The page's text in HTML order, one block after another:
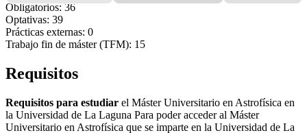
Obligatorios: 36
Optativas: 39
Prácticas externas: 0
Trabajo fin de máster (TFM): 15
Requisitos
Requisitos para estudiar el Máster Universitario en Astrofísica en
la Universidad de La Laguna Para poder acceder al Máster
Universitario en Astrofísica que se imparte en la Universidad de La